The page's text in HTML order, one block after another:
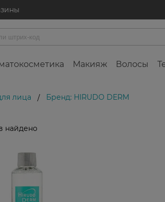
Макияж Волосы
лица / Бренд: HIRUDO DERM
найдено